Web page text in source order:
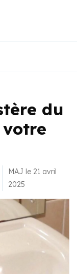
du
MAJ le 21 avril
2025